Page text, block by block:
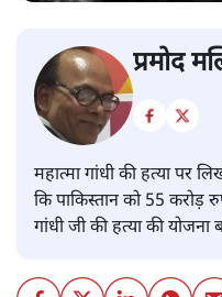
प्रमोद
महात्मा गांधी की हत्या पर
कि पाकिस्तान को 55 करोड़
गांधी जी की हत्या की